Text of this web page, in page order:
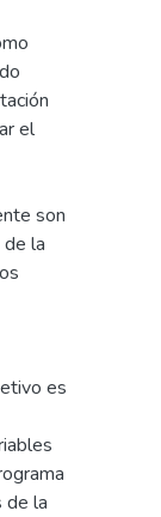
el
son
la
es
de la